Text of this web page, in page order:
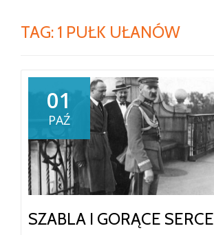
TAG: 1 PUŁK UŁANÓW
01
PAŹ
SZABLA I GORĄCE SERCE